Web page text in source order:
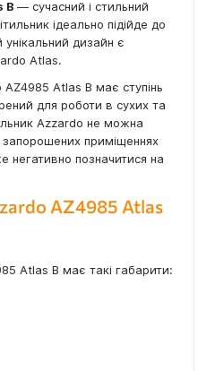
B — сучасний і стильний
ідеально підійде до
дизайн є
Atlas.
AZ4985 Atlas B має ступінь
для роботи в сухих та
Azzardo не можна
приміщеннях
негативно позначитися на
AZ4985 Atlas
Atlas B має такі габарити: